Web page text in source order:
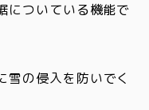
についている機能で
雪の侵入を防いでく